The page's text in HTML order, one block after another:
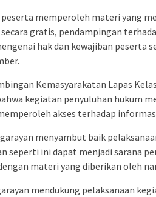
memperoleh materi yang
gratis, pendampingan
hak dan kewajiban peserta
Kemasyarakatan Lapas
kegiatan penyuluhan hukum
akses terhadap
menyambut baik
seperti ini dapat menjadi sarana
materi yang diberikan oleh
mendukung pelaksanaan